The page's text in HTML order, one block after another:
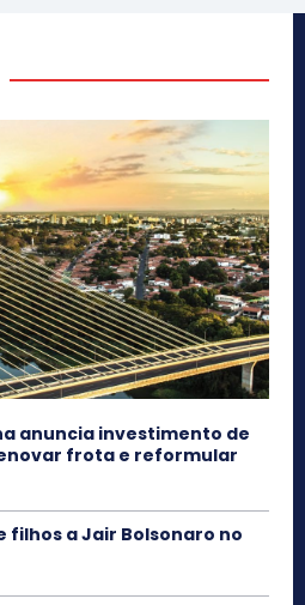
anuncia investimento de
frota e reformular
filhos a Jair Bolsonaro no